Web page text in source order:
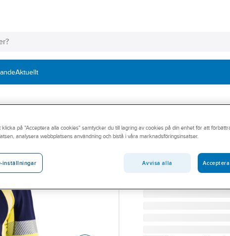
Aktuellt
BLÅKLÄDER
T-shirt
T-SHIRT BLK 3421-1030
Artikelnummer:
568743
klicka på "Acceptera alla cookies" samtycker du till lagring av cookies på din enhet för att
analysera webbplatsens användning och bistå i våra marknadsföringsinsatser.
inställningar Avvisa alla